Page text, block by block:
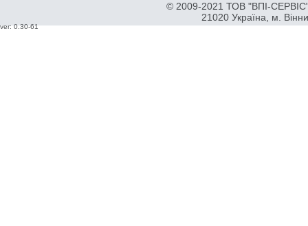
© 2009-2021 ТОВ "ВПІ-
21020 Україна, м.
ver: 0.30-61